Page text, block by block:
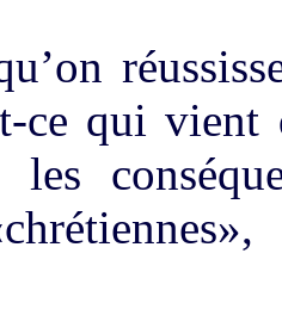
ce qui
les